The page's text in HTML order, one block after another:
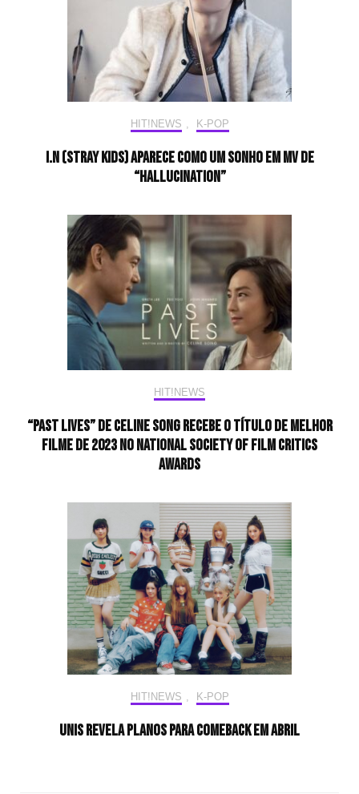
HIT!NEWS , K-POP
I.N (Stray Kids) aparece como um sonho em MV de
“HALLUCINATION”
HIT!NEWS
“Past Lives” de Celine Song Recebe o Título de Melhor
Filme de 2023 no National Society of Film Critics
Awards
HIT!NEWS , K-POP
UNIS revela planos para comeback em abril